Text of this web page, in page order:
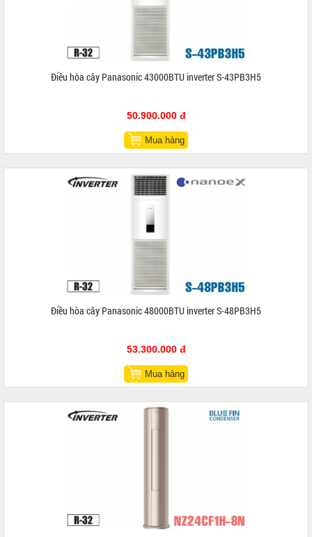
Điều hòa cây Panasonic 43000BTU inverter S-43PB3H5
50.900.000 đ
Mua hàng
Điều hòa cây Panasonic 48000BTU inverter S-48PB3H5
53.300.000 đ
Mua hàng